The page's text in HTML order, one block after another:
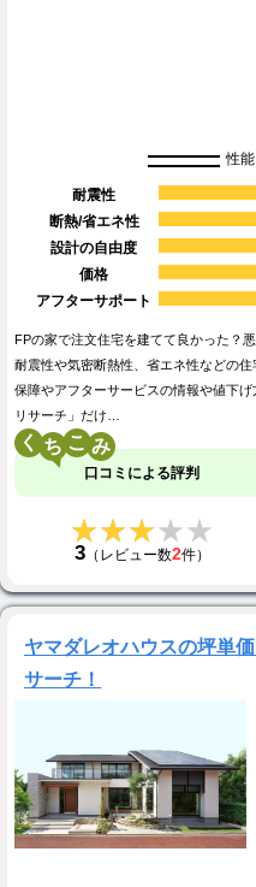
性
耐震性
断熱/省エネ性
設計の自由度
価格
アフターサポート
FPの家で注文住宅を建てて良かった？
耐震性や気密断熱性、省エネ性などの
保障やアフターサービスの情報や値下
リサーチ」だけ…
く こ
口コミによる評判
★★★★★
★★★★★
3（レビュー数2件）
ヤマダレオハウスの坪単
サーチ！